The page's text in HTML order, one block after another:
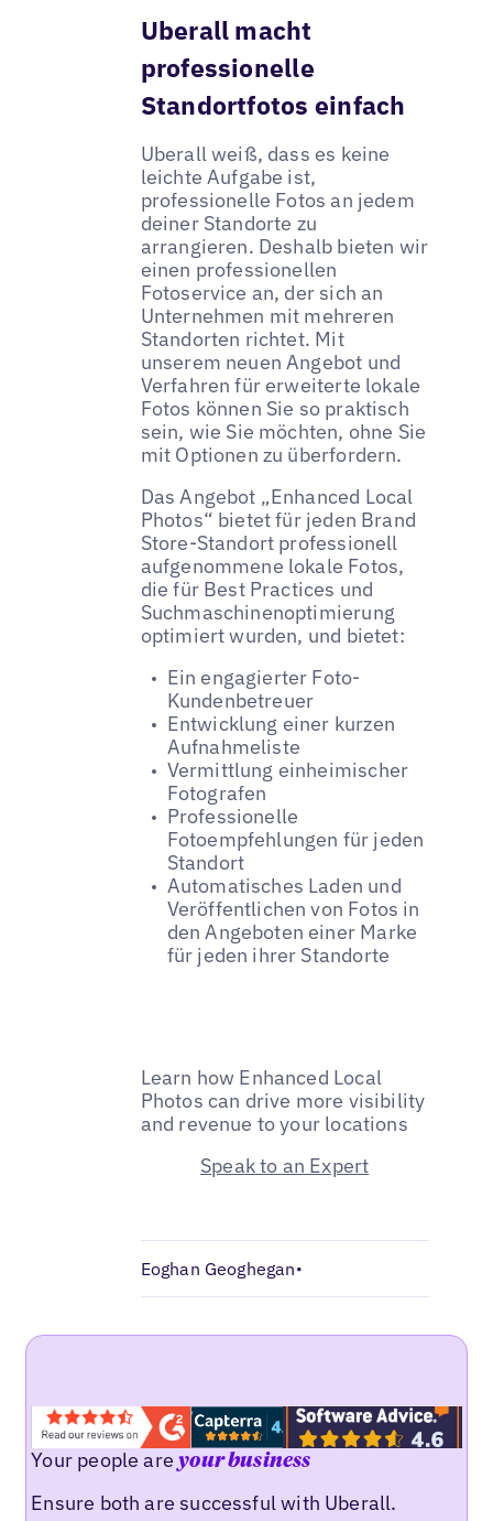
Uberall macht
professionelle
Standortfotos einfach
Uberall weiß, dass es keine
leichte Aufgabe ist,
professionelle Fotos an jedem
deiner Standorte zu
arrangieren. Deshalb bieten wir
einen professionellen
Fotoservice an, der sich an
Unternehmen mit mehreren
Standorten richtet. Mit
unserem neuen Angebot und
Verfahren für erweiterte lokale
Fotos können Sie so praktisch
sein, wie Sie möchten, ohne Sie
mit Optionen zu überfordern.
Das Angebot „Enhanced Local
Photos“ bietet für jeden Brand
Store-Standort professionell
aufgenommene lokale Fotos,
die für Best Practices und
Suchmaschinenoptimierung
optimiert wurden, und bietet:
Ein engagierter Foto-
Kundenbetreuer
Entwicklung einer kurzen
Aufnahmeliste
Vermittlung einheimischer
Fotografen
Professionelle
Fotoempfehlungen für jeden
Standort
Automatisches Laden und
Veröffentlichen von Fotos in
den Angeboten einer Marke
für jeden ihrer Standorte
Learn how Enhanced Local
Photos can drive more visibility
and revenue to your locations
Speak to an Expert
Eoghan Geoghegan•
Your people areyour business
Ensure both are successful with Uberall.